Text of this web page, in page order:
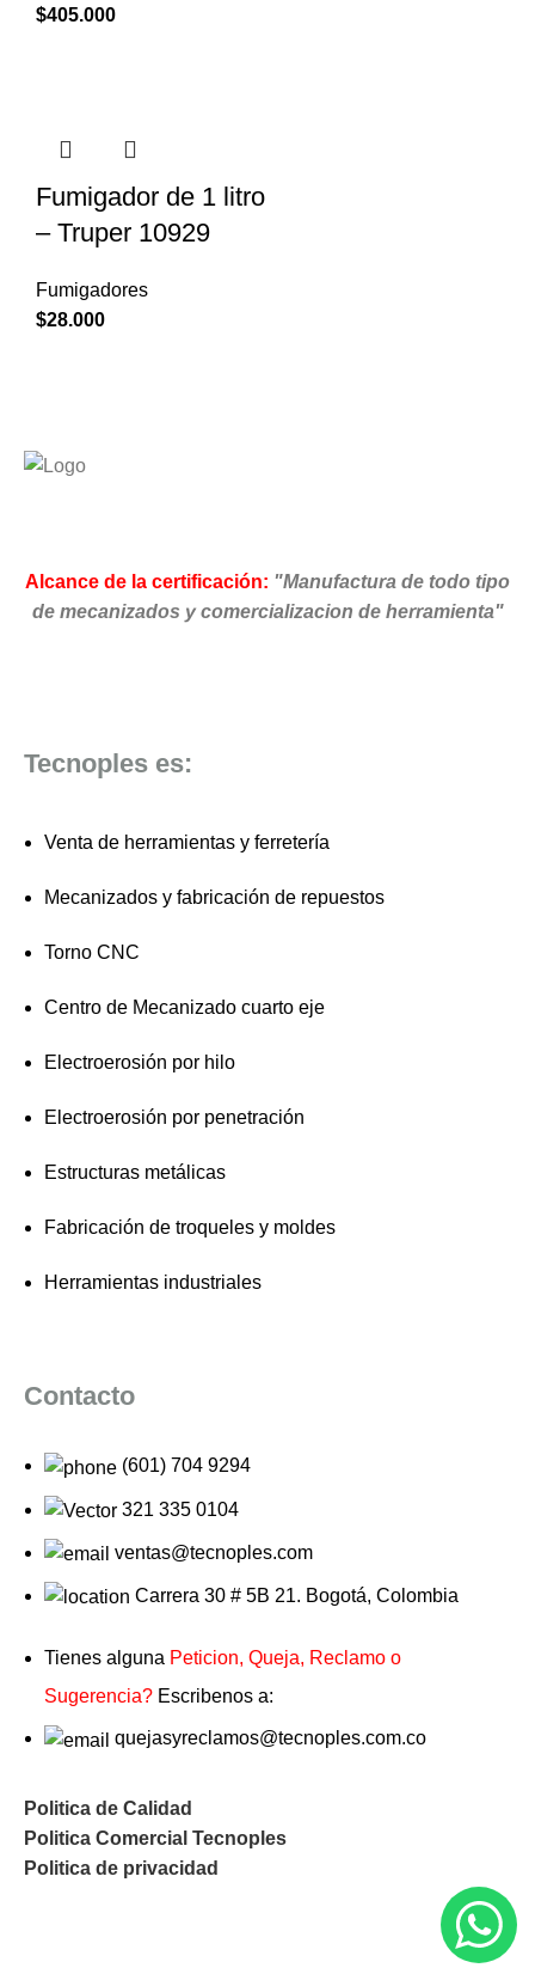
$405.000
Fumigador de 1 litro
– Truper 10929
Fumigadores
$28.000
Alcance de la certificación: "Manufactura de todo tipo
de mecanizados y comercializacion de herramienta"
Tecnoples es:
Venta de herramientas y ferretería
Mecanizados y fabricación de repuestos
Torno CNC
Centro de Mecanizado cuarto eje
Electroerosión por hilo
Electroerosión por penetración
Estructuras metálicas
Fabricación de troqueles y moldes
Herramientas industriales
Contacto
(601) 704 9294
321 335 0104
ventas@tecnoples.com
Carrera 30 # 5B 21. Bogotá, Colombia
Tienes alguna Peticion, Queja, Reclamo o
Sugerencia? Escribenos a:
quejasyreclamos@tecnoples.com.co
Politica de Calidad
Politica Comercial Tecnoples
Politica de privacidad